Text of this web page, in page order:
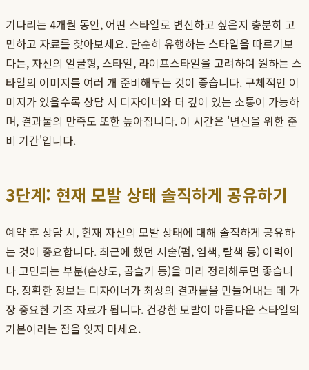
기다리는 4개월 동안, 어떤 스타일로 변신하고 싶은지 충분히 고
민하고 자료를 찾아보세요. 단순히 유행하는 스타일을 따르기보
다는, 자신의 얼굴형, 스타일, 라이프스타일을 고려하여 원하는 스
타일의 이미지를 여러 개 준비해두는 것이 좋습니다. 구체적인 이
미지가 있을수록 상담 시 디자이너와 더 깊이 있는 소통이 가능하
며, 결과물의 만족도 또한 높아집니다. 이 시간은 '변신을 위한 준
비 기간'입니다.
3단계: 현재 모발 상태 솔직하게 공유하기
예약 후 상담 시, 현재 자신의 모발 상태에 대해 솔직하게 공유하
는 것이 중요합니다. 최근에 했던 시술(펌, 염색, 탈색 등) 이력이
나 고민되는 부분(손상도, 곱슬기 등)을 미리 정리해두면 좋습니
다. 정확한 정보는 디자이너가 최상의 결과물을 만들어내는 데 가
장 중요한 기초 자료가 됩니다. 건강한 모발이 아름다운 스타일의
기본이라는 점을 잊지 마세요.